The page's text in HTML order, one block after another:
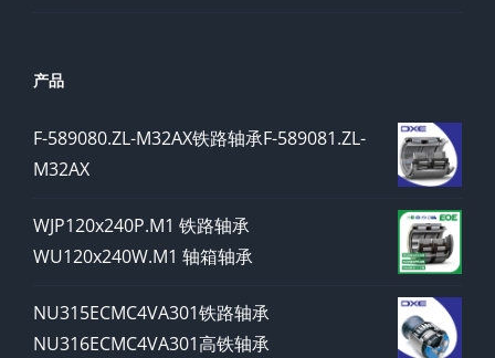
产品
F-589080.ZL-M32AX铁路轴承F-589081.ZL-
M32AX
WJP120x240P.M1 铁路轴承
WU120x240W.M1 轴箱轴承
NU315ECMC4VA301铁路轴承
NU316ECMC4VA301高铁轴承